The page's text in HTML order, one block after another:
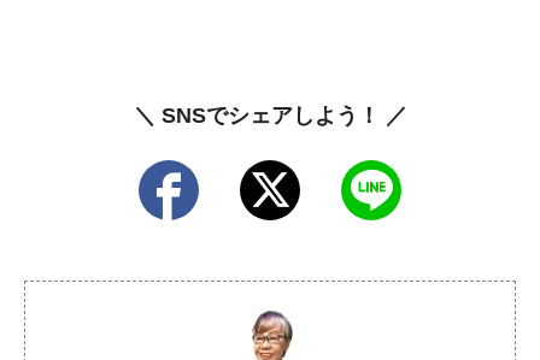
＼ SNSでシェアしよう！ ／